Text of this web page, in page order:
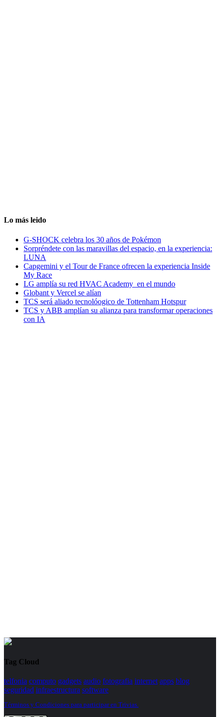
Lo más leido
G-SHOCK celebra los 30 años de Pokémon
Sorpréndete con las maravillas del espacio, en la experiencia:
LUNA
Capgemini y el Tour de France ofrecen la experiencia Inside
My Race
LG amplía su red HVAC Academy en el mundo
Globant y Vercel se alían
TCS será aliado tecnolóogico de Tottenham Hotspur
TCS y ABB amplían su alianza para transformar operaciones
con IA
Tag Cloud
telfonia computo gadgets audio fotografia internet apps blog
seguridad infraestructura software
Términos y Condiciones para participar en Trivias.